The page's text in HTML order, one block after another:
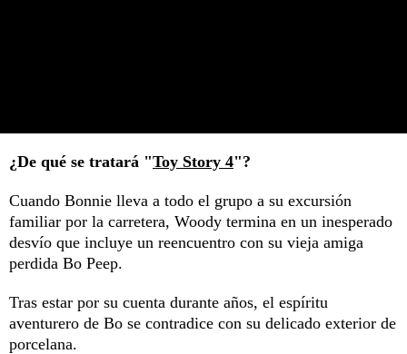
¿De qué se tratará "Toy Story 4"?
Cuando Bonnie lleva a todo el grupo a su excursión
familiar por la carretera, Woody termina en un inesperado
desvío que incluye un reencuentro con su vieja amiga
perdida Bo Peep.
Tras estar por su cuenta durante años, el espíritu
aventurero de Bo se contradice con su delicado exterior de
porcelana.